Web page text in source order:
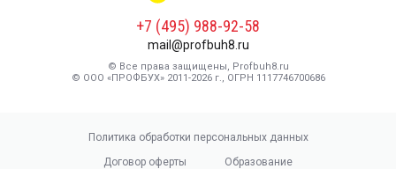
+7 (495) 988-92-58
mail@profbuh8.ru
© Все права защищены, Profbuh8.ru
© ООО «ПРОФБУХ» 2011-2026 г., ОГРН 1117746700686
Политика обработки персональных данных
Договор оферты
Образование